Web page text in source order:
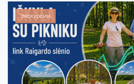
Экскурсии